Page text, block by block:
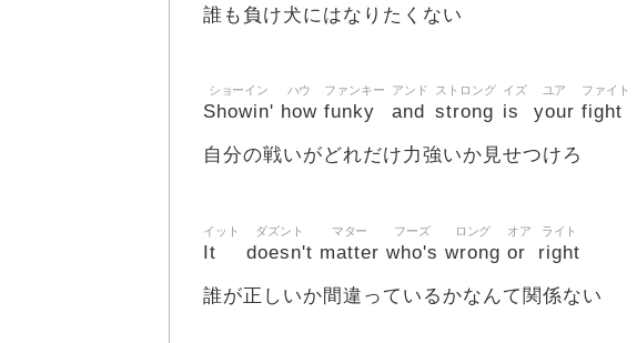
誰も負け犬にはなりたくない
Showin'
ショーイン
how
ハウ
funky
ファンキー
and
アンド
strong
ストロング
is
イズ
your
ユア
fight
ファイト
自分の戦いがどれだけ力強いか見せつけろ
It
イット
doesn't
ダズント
matter
マター
who's
フーズ
wrong
ロング
or
オア
right
ライト
誰が正しいか間違っているかなんて関係ない